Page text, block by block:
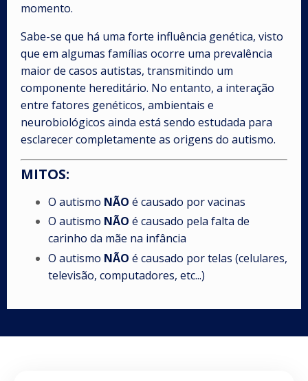
momento.
Sabe-se que há uma forte influência genética, visto
que em algumas famílias ocorre uma prevalência
maior de casos autistas, transmitindo um
componente hereditário. No entanto, a interação
entre fatores genéticos, ambientais e
neurobiológicos ainda está sendo estudada para
esclarecer completamente as origens do autismo.
MITOS:
O autismo NÃO é causado por vacinas
O autismo NÃO é causado pela falta de
carinho da mãe na infância
O autismo NÃO é causado por telas (celulares,
televisão, computadores, etc...)